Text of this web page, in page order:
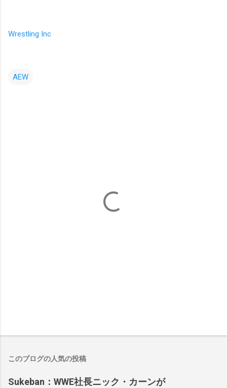
Wrestling Inc
AEW
このブログの人気の投稿
Sukeban：WWE社長ニック・カーンが